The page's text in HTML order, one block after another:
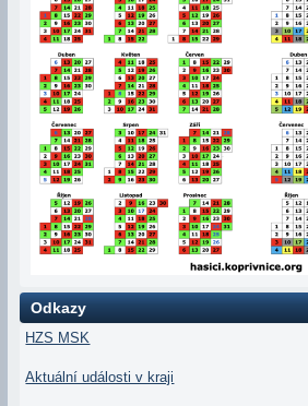
Odkazy
HZS MSK
Aktuální události v kraji